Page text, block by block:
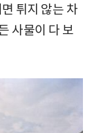
튀지 않는 차
사물이 다 보